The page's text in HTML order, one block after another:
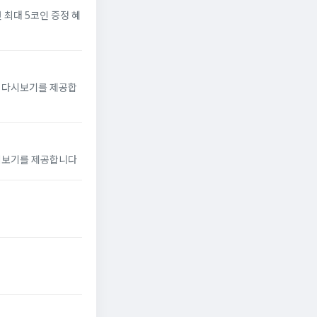
대 5코인 증정 혜
시보기를 제공합
기를 제공합니다